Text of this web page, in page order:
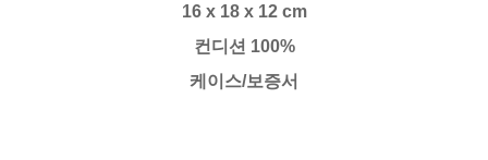
16 x 18 x 12 cm
컨디션 100%
케이스/보증서